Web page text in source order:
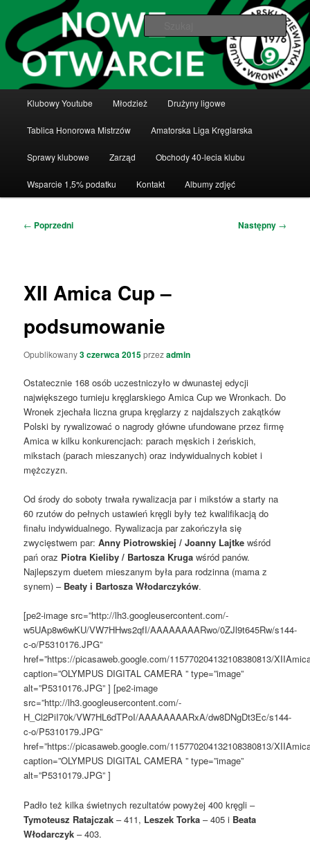
tekstu
Klub Kręglarski Dziewiątka Wronki
Klub Kręglarski Dziewiątka Wronki
Klubowy Youtube Młodzież Drużyny ligowe
Tablica Honorowa Mistrzów Amatorska Liga Kręglarska
Sprawy klubowe Zarząd Obchody 40-lecia klubu
Wsparcie 1,5% podatku Kontakt Albumy zdjęć
Nawigacja
← Poprzedni Następny →
XII Amica Cup –
podsumowanie
Opublikowany3 czerwca 2015przezadmin
Ostatecznie 168 osób uczestniczyło w dwunastej edycji
największego turnieju kręglarskiego Amica Cup we Wronkach. Do
Wronek zjechała liczna grupa kręglarzy z najdalszych zakątków
Polski by rywalizować o nagrody główne ufundowane przez firmę
Amica w kilku konkurencjach: parach męskich i żeńskich,
mikstach (parach mieszanych) oraz indywidualnych kobiet i
mężczyzn.
Od środy do soboty trwała rywalizacja par i mikstów a starty na
60 rzutów do pełnych ustawień kręgli były też kwalifikacją do
finału indywidualnego. Rywalizacja par zakończyła się
zwycięstwem par:Anny Piotrowskiej / Joanny Lajtke wśród
pań oraz Piotra Kieliby / Bartosza Kruga wśród panów.
Najlepszym duetem mieszanym była para rodzinna (mama z
synem) – Beaty i Bartosza Włodarczyków.
[pe2-image src=”http://lh3.googleusercontent.com/-
w5UAp8w6wKU/VW7HHws2qfI/AAAAAAAARwo/0ZJl9t645Rw/s144-
c-o/P5310176.JPG”
href=”https://picasaweb.google.com/115770204132108380813/
caption=”OLYMPUS DIGITAL CAMERA ” type=”image”
alt=”P5310176.JPG” ] [pe2-image
src=”http://lh3.googleusercontent.com/-
H_Cl2PiI70k/VW7HL6dTPoI/AAAAAAAARxA/dw8DNgDt3Ec/s144-
c-o/P5310179.JPG”
href=”https://picasaweb.google.com/115770204132108380813/
caption=”OLYMPUS DIGITAL CAMERA ” type=”image”
alt=”P5310179.JPG” ]
Padło też kilka świetnych rezultatów powyżej 400 kręgli –
Tymoteusz Ratajczak – 411, Leszek Torka – 405 i Beata
Włodarczyk – 403.